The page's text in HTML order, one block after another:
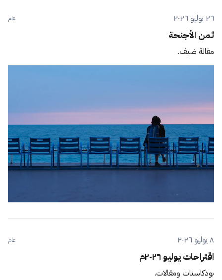
٢٦ يوليو ٢٠٢٦ عام
ثمن الأجنحة
مقالة ضيف.
٨ يوليو ٢٠٢٦ عام
اقتراحات يوليو ٢٠٢٦م
بودكاستات ومقالات.